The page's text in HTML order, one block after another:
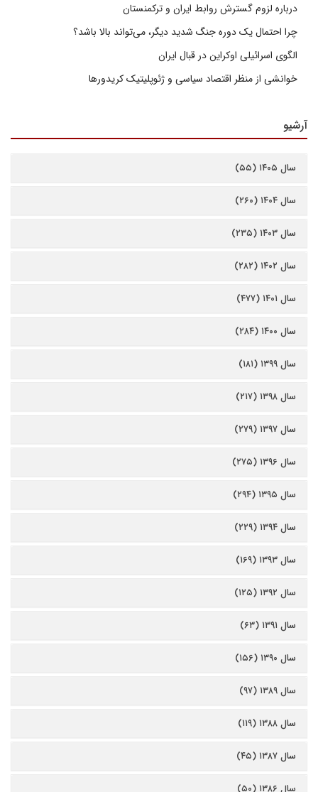
درباره لزوم گسترش روابط ایران و ترکمنستان
چرا احتمال یک دوره جنگ شدید دیگر، می‌تواند بالا باشد؟
الگوی اسرائیلی اوکراین در قبال ایران
خوانشی از منظر اقتصاد سیاسی و ژئوپلیتیک کریدورها
آرشیو
سال ۱۴۰۵ (۵۵)
سال ۱۴۰۴ (۲۶۰)
سال ۱۴۰۳ (۲۳۵)
سال ۱۴۰۲ (۲۸۲)
سال ۱۴۰۱ (۴۷۷)
سال ۱۴۰۰ (۲۸۴)
سال ۱۳۹۹ (۱۸۱)
سال ۱۳۹۸ (۲۱۷)
سال ۱۳۹۷ (۲۷۹)
سال ۱۳۹۶ (۲۷۵)
سال ۱۳۹۵ (۲۹۴)
سال ۱۳۹۴ (۲۲۹)
سال ۱۳۹۳ (۱۶۹)
سال ۱۳۹۲ (۱۲۵)
سال ۱۳۹۱ (۶۳)
سال ۱۳۹۰ (۱۵۶)
سال ۱۳۸۹ (۹۷)
سال ۱۳۸۸ (۱۱۹)
سال ۱۳۸۷ (۴۵)
سال ۱۳۸۶ (۵۰)